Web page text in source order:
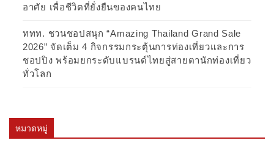
อาศัย เพื่อชีวิตที่ยั่งยืนของคนไทย
ททท. ชวนชอปสนุก “Amazing Thailand Grand Sale
2026” จัดเต็ม 4 กิจกรรมกระตุ้นการท่องเที่ยวและการ
ชอปปิง พร้อมยกระดับแบรนด์ไทยสู่สายตานักท่องเที่ยว
ทั่วโลก
หมวดหมู่